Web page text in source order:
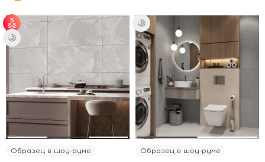
от 35 м² - скидка 5%;
10%.
Образец в шоу-руме Образец в шоу-руме